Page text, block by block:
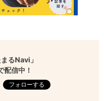
るNavi」
信中！
フォローする